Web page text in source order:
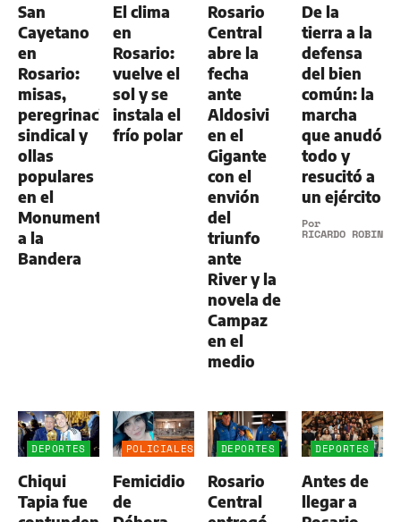
San
Cayetano
en
Rosario:
misas,
peregrinación
sindical y
ollas
populares
en el
Monumento
a la
Bandera
El clima
en
Rosario:
vuelve el
sol y se
instala el
frío polar
Rosario
Central
abre la
fecha
ante
Aldosivi
en el
Gigante
con el
envión
del
triunfo
ante
River y la
novela de
Campaz
en el
medio
De la
tierra a la
defensa
del bien
común: la
marcha
que anudó
todo y
resucitó a
un ejército
Por
RICARDO ROBINS
DEPORTES
Chiqui
Tapia fue
POLICIALES
Femicidio
de
DEPORTES
Rosario
Central
DEPORTES
Antes de
llegar a